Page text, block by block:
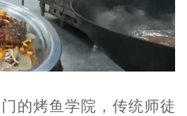
的烤鱼学院，传统师徒